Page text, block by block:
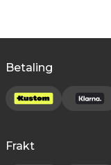
Betaling
Frakt